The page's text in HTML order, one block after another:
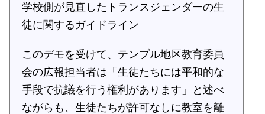
学校側が見直したトランスジェンダーの生
徒に関するガイドライン
このデモを受けて、テンプル地区教育委員
会の広報担当者は「生徒たちには平和的な
手段で抗議を行う権利があります」と述べ
ながらも、生徒たちが許可なしに教室を離